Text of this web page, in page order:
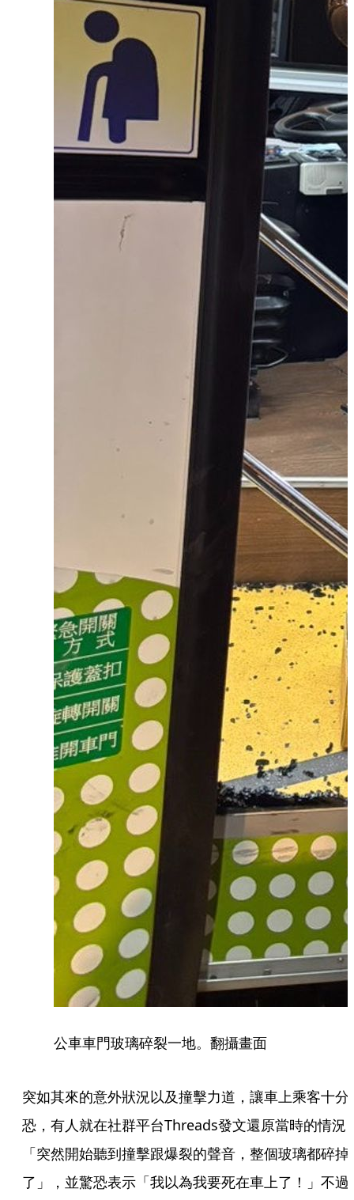
公車車門玻璃碎裂一地。翻攝畫面
突如其來的意外狀況以及撞擊力道，讓車上乘客十分
恐，有人就在社群平台Threads發文還原當時的情況
「突然開始聽到撞擊跟爆裂的聲音，整個玻璃都碎掉
了」，並驚恐表示「我以為我要死在車上了！」不過